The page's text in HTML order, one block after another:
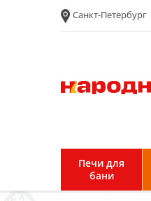
Санкт-Петербург
Печи для
бани